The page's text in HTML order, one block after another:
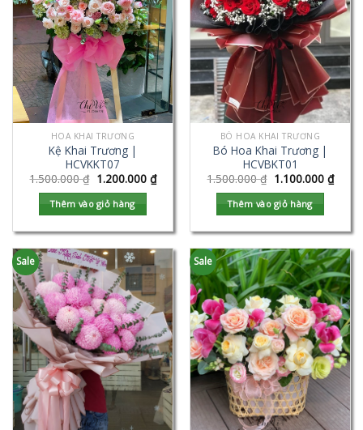
HOA KHAI TRƯƠNG
Kệ Khai Trương |
HCVKKT07
1.500.000₫ 1.200.000 ₫
Thêm vào giỏ hàng
BÓ HOA KHAI TRƯƠNG
Bó Hoa Khai Trương |
HCVBKT01
1.500.000₫ 1.100.000 ₫
Thêm vào giỏ hàng
Sale Sale